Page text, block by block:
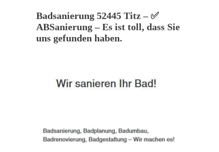
Badsanierung 52445 Titz – ✅
ABSanierung – Es ist toll, dass Sie
uns gefunden haben.